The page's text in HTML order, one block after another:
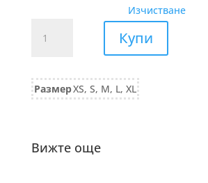
Изчистване
дълъг
Купи
РазмерXS, S, M, L, XL
Вижте още